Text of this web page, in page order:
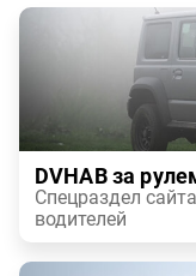
DVHAB за
Спецраздел
водителей